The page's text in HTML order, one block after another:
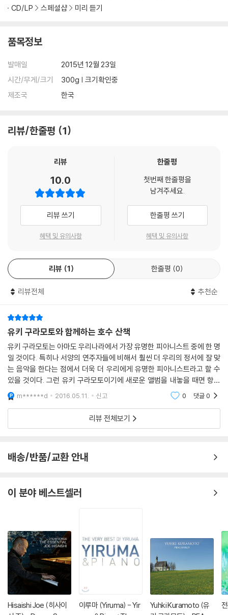
CD/LP
스페셜샵 미리 듣기
품목정보
발매일
2015년 12월 23일
시간/무게/크기
300g | 크기확인중
제조국
한국
리뷰/한줄평 1
리뷰
10.0
리뷰 쓰기
혜택 및 유의사항
한줄평
첫번째 한줄평을
남겨주세요.
한줄평 쓰기
혜택 및 유의사항
리뷰 1 한줄평 0
리뷰전체 추천순
유키 구라모토와 함께하는 호수 산책
유키 구라모토는 아마도 우리나라에서 가장 유명한 피아니스트 중에 한 명
일 것이다. 특히나 서양의 연주자들에 비해서 훨씬 더 우리의 정서에 잘 맞
는 음악을 한다는 점에서 더욱 더 우리에게 유명한 피아니스트라고 할 수
있을 것이다. 그런 유키 구라모토이기에 새로운 앨범을 내놓을 때면 항상
조금 더 관심이 가는 거이 사실이다. 이 앨범 'Misty Lake Louise'에 담겨
있는
m******d 2016.05.11. 신고 0 댓글0
리뷰 전체보기
배송/반품/교환 안내
이 분야 베스트셀러
Hisaishi Joe (히사이
이루마 (Yiruma) - Yir
Yuhki Kuramoto (유